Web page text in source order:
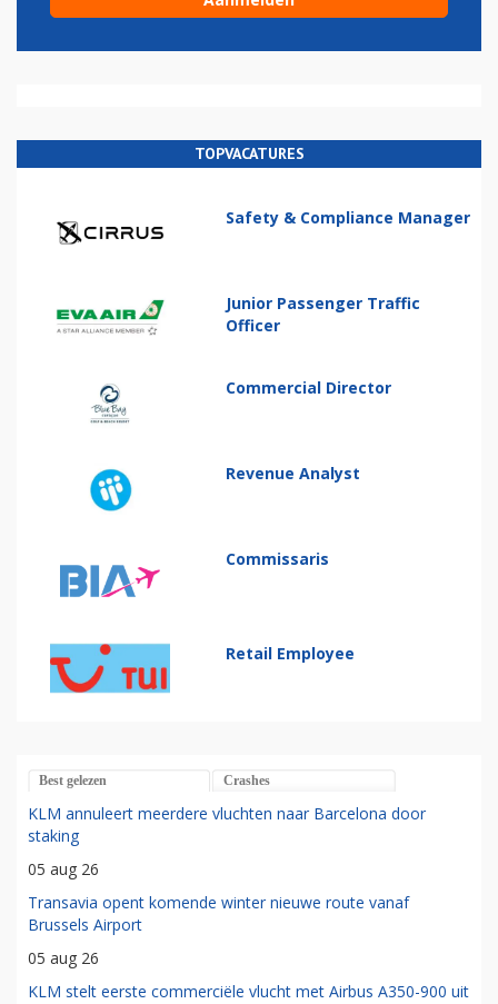
TOPVACATURES
Safety & Compliance Manager
Junior Passenger Traffic
Officer
Commercial Director
Revenue Analyst
Commissaris
Retail Employee
Best gelezen Crashes
KLM annuleert meerdere vluchten naar Barcelona door
staking
05 aug 26
Transavia opent komende winter nieuwe route vanaf
Brussels Airport
05 aug 26
KLM stelt eerste commerciële vlucht met Airbus A350-900 uit